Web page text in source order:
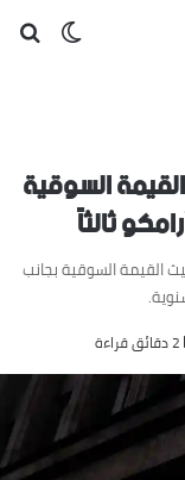
السوقية
القيمة السوقية بجانب